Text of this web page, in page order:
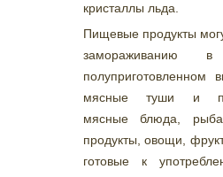
кристаллы льда.
Пищевые продукты
полуприготовленном
мясные туши и
мясные блюда,
продукты, овощи,
готовые к